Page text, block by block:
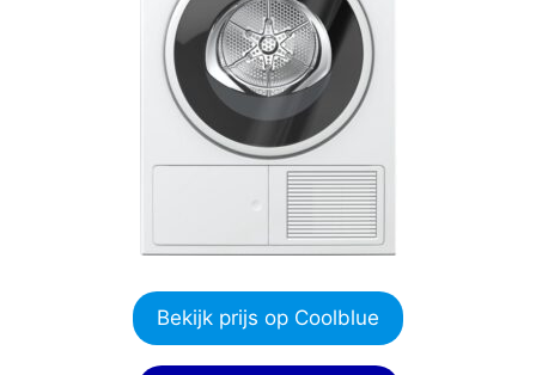
Bekijk prijs op Coolblue